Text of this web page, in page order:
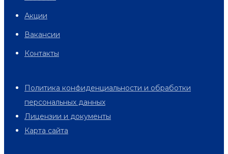
Акции
Вакансии
Контакты
Политика конфиденциальности и обработки
персональных данных
Лицензии и документы
Карта сайта